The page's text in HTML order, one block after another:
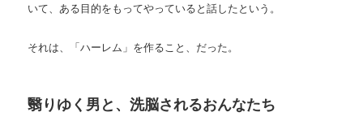
いて、ある目的をもってやっていると話したという。
それは、「ハーレム」を作ること、だった。
翳りゆく男と、洗脳されるおんなたち